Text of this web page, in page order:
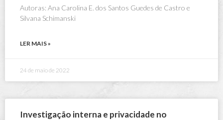
Autoras: Ana Carolina E. dos Santos Guedes de Castro e
Silvana Schimanski
LER MAIS »
24 de maio de 2022
Investigação interna e privacidade no